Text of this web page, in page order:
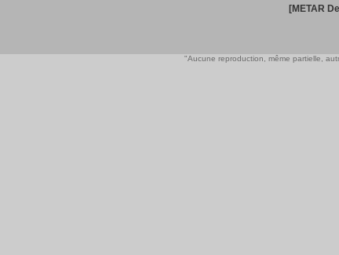
[METAR
"Aucune reproduction, même partielle,